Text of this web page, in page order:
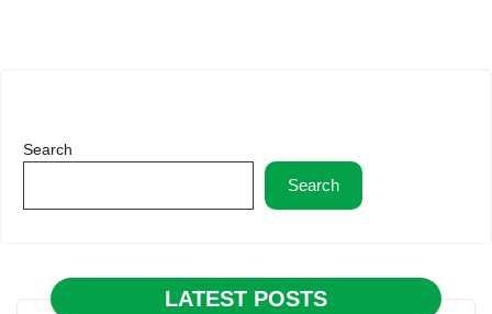
Search
Search
LATEST POSTS